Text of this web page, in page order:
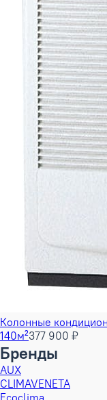
Колонные
140м²377 900 ₽
Бренды
AUX
CLIMAVENETA
Ecoclima